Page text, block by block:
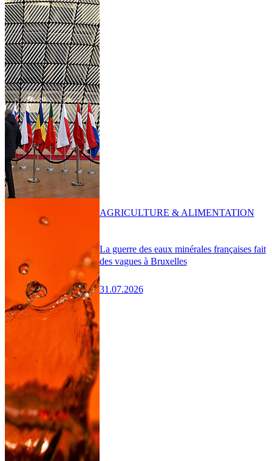
La guerre des eaux minérales françaises fait
des vagues à Bruxelles
31.07.2026
AGRICULTURE & ALIMENTATION